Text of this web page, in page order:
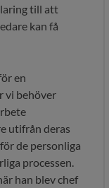
till att
kan få
en
vi behöver
utifrån deras
de personliga
processen.
han blev chef